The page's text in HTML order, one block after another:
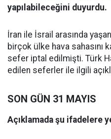
yapılabileceğini duyurdu.
İran ile İsrail arasında
birçok ülke hava sahasını
sefer iptal edilmişti. Türk
edilen seferler ile ilgili
SON GÜN 31 MAYIS
Açıklamada şu ifadelere